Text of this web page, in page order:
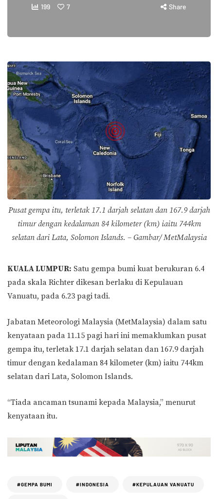
199 7 Share
Pusat gempa itu, terletak 17.1 darjah selatan dan 167.9 darjah
timur dengan kedalaman 84 kilometer (km) iaitu 744km
selatan dari Lata, Solomon Islands. – Gambar/ MetMalaysia
KUALA LUMPUR: Satu gempa bumi kuat berukuran 6.4
pada skala Richter dikesan berlaku di Kepulauan
Vanuatu, pada 6.23 pagi tadi.
Jabatan Meteorologi Malaysia (MetMalaysia) dalam satu
kenyataan pada 11.15 pagi hari ini memaklumkan pusat
gempa itu, terletak 17.1 darjah selatan dan 167.9 darjah
timur dengan kedalaman 84 kilometer (km) iaitu 744km
selatan dari Lata, Solomon Islands.
“Tiada ancaman tsunami kepada Malaysia,” menurut
kenyataan itu.
#GEMPA BUMI #INDONESIA #KEPULAUAN VANUATU